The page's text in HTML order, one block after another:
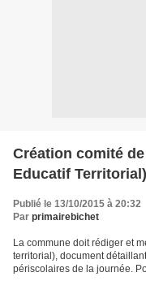
Création comité
Educatif Territorial)
Publié le 13/10/2015 à 20:32
Par primairebichet
La commune doit rédiger et
territorial), document
périscolaires de la journée.